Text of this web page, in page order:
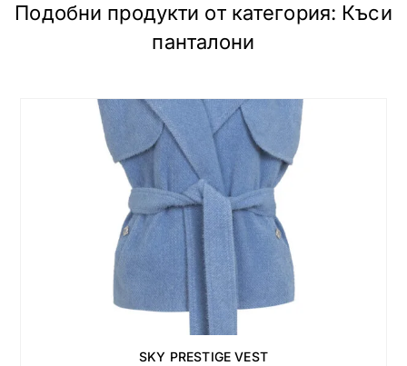
Подобни продукти от категория: Къси
панталони
SKY PRESTIGE VEST